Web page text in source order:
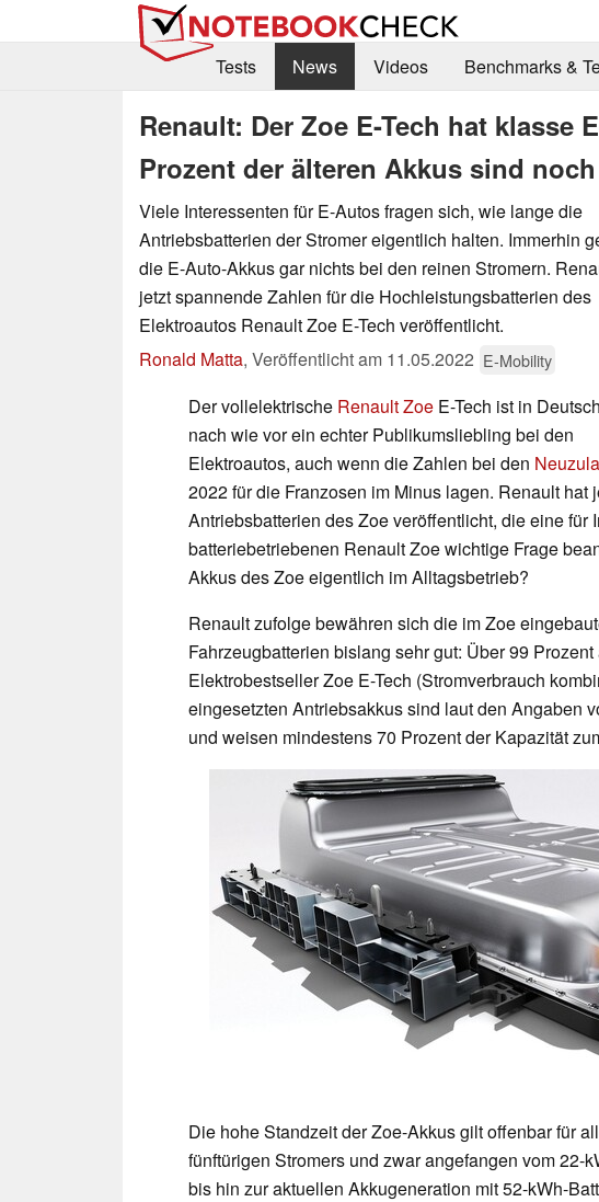
Tests
News Videos Benchmarks &
Renault: Der Zoe E-Tech hat klasse
Prozent der älteren Akkus sind
Viele Interessenten für E-Autos fragen sich, wie lange die
Antriebsbatterien der Stromer eigentlich halten. Immerhin
die E-Auto-Akkus gar nichts bei den reinen Stromern.
jetzt spannende Zahlen für die Hochleistungsbatterien des
Elektroautos Renault Zoe E-Tech veröffentlicht.
Ronald Matta, Veröffentlicht am 11.05.2022 E-Mobility
Der vollelektrische Renault Zoe E-Tech ist in
nach wie vor ein echter Publikumsliebling bei den
Elektroautos, auch wenn die Zahlen bei den
2022 für die Franzosen im Minus lagen. Renault hat
Antriebsbatterien des Zoe veröffentlicht, die eine für
batteriebetriebenen Renault Zoe wichtige Frage
Akkus des Zoe eigentlich im Alltagsbetrieb?
Renault zufolge bewähren sich die im Zoe
Fahrzeugbatterien bislang sehr gut: Über 99
Elektrobestseller Zoe E-Tech (Stromverbrauch
eingesetzten Antriebsakkus sind laut den Angaben
und weisen mindestens 70 Prozent der Kapazität
Die hohe Standzeit der Zoe-Akkus gilt offenbar für
fünftürigen Stromers und zwar angefangen vom 22-
bis hin zur aktuellen Akkugeneration mit 52-kWh-